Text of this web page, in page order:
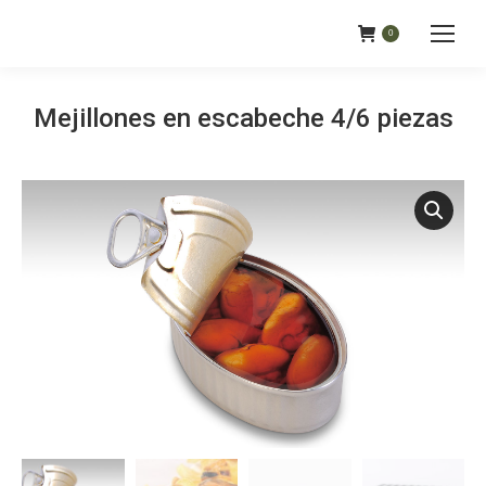
0
Mejillones en escabeche 4/6 piezas